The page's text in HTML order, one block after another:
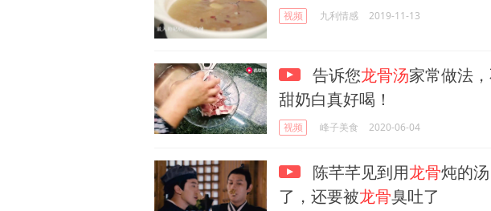
视频 九利情感 2019-11-13
告诉您龙骨汤家常做法
甜奶白真好喝！
视频 峰子美食 2020-06-04
陈芊芊见到用龙骨炖的
了，还要被龙骨臭吐了